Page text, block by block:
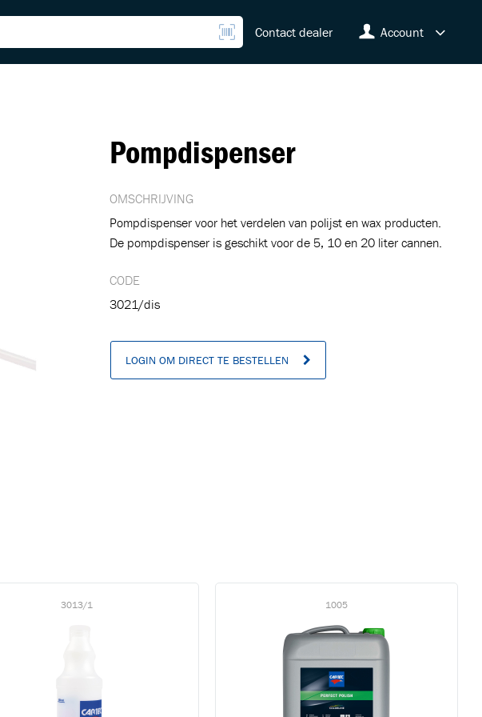
Contact dealer Account
Pompdispenser
OMSCHRIJVING
Pompdispenser voor het verdelen van polijst en wax producten.
De pompdispenser is geschikt voor de 5, 10 en 20 liter cannen.
CODE
3021/dis
LOGIN OM DIRECT TE BESTELLEN
3013/1 1005